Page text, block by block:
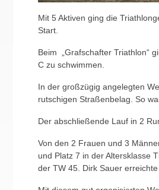
Mit 5 Aktiven ging die
Start.
Beim „Grafschafter Triathlon“
C zu schwimmen.
In der großzügig angelegten
rutschigen Straßenbelag. So
Der abschließende Lauf in 2
Von den 2 Frauen und 3
und Platz 7 in der Altersklasse
der TW 45. Dirk Sauer